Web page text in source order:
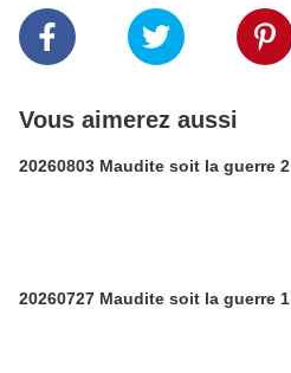
Vous aimerez aussi
20260803 Maudite soit la guerre 2
20260727 Maudite soit la guerre 1